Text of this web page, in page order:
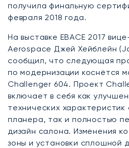
получила финальную
февраля 2018 года.
На выставке EBACE 2017
Aerospace Джей Хейблейн
сообщил, что следующая
по модернизации коснётся
Challenger 604. Проект
включает в себя как
технических
планера, так и полностью
дизайн салона. Изменения
зоны и установки сплошной